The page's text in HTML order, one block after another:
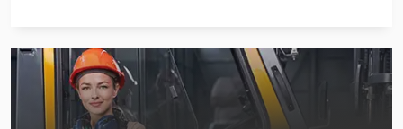
Linde E 10
Linde E 20